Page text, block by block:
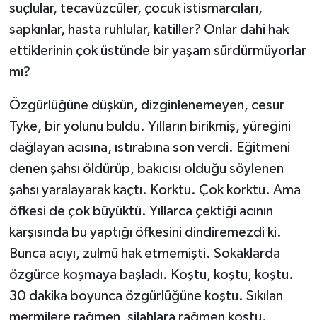
suçlular, tecavüzcüler, çocuk istismarcıları,
sapkınlar, hasta ruhlular, katiller? Onlar dahi hak
ettiklerinin çok üstünde bir yaşam sürdürmüyorlar
mı?
Özgürlüğüne düşkün, dizginlenemeyen, cesur
Tyke, bir yolunu buldu. Yılların birikmiş, yüreğini
dağlayan acısına, ıstırabına son verdi. Eğitmeni
denen şahsı öldürüp, bakıcısı olduğu söylenen
şahsı yaralayarak kaçtı. Korktu. Çok korktu. Ama
öfkesi de çok büyüktü. Yıllarca çektiği acının
karşısında bu yaptığı öfkesini dindiremezdi ki.
Bunca acıyı, zulmü hak etmemişti. Sokaklarda
özgürce koşmaya başladı. Koştu, koştu, koştu.
30 dakika boyunca özgürlüğüne koştu. Sıkılan